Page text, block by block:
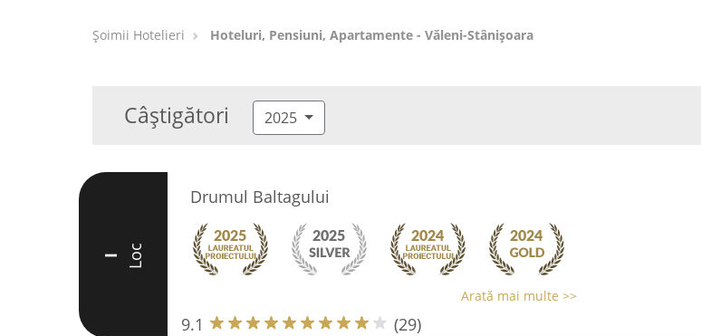
Șoimii Hotelieri Hoteluri, Pensiuni, Apartamente - Văleni-Stânişoara
Câștigători 2025
I Loc
Drumul Baltagului
Arată mai multe >>
9.1 (29)